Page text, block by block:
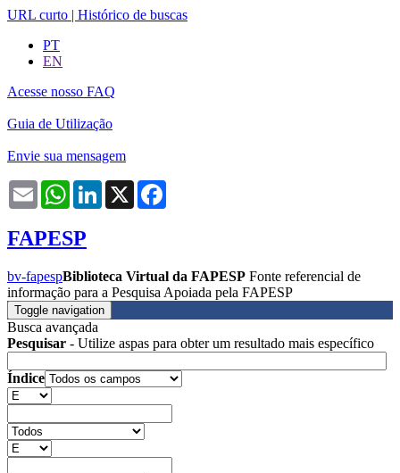
URL curto | Histórico de buscas
PT
EN
Acesse nosso FAQ
Guia de Utilização
Envie sua mensagem
Email WhatsAppLinkedIn
X
FAPESP
bv-fapespBiblioteca Virtual da FAPESP Fonte referencial de
informação para a Pesquisa Apoiada pela FAPESP
Toggle navigation
Busca avançada
Pesquisar - Utilize aspas para obter um resultado mais específico
Índice